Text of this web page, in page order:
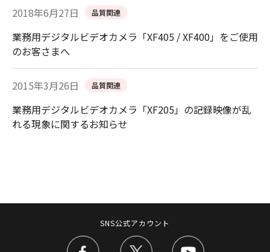
2018年6月27日 品質関連
業務用デジタルビデオカメラ「XF405 / XF400」をご使用
のお客さまへ
2015年3月26日 品質関連
業務用デジタルビデオカメラ「XF205」の記録映像が乱
れる現象に関するお知らせ
SNS公式アカウント